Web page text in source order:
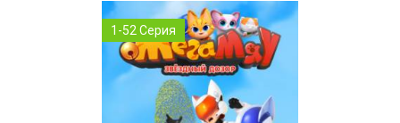
1-52 Серия